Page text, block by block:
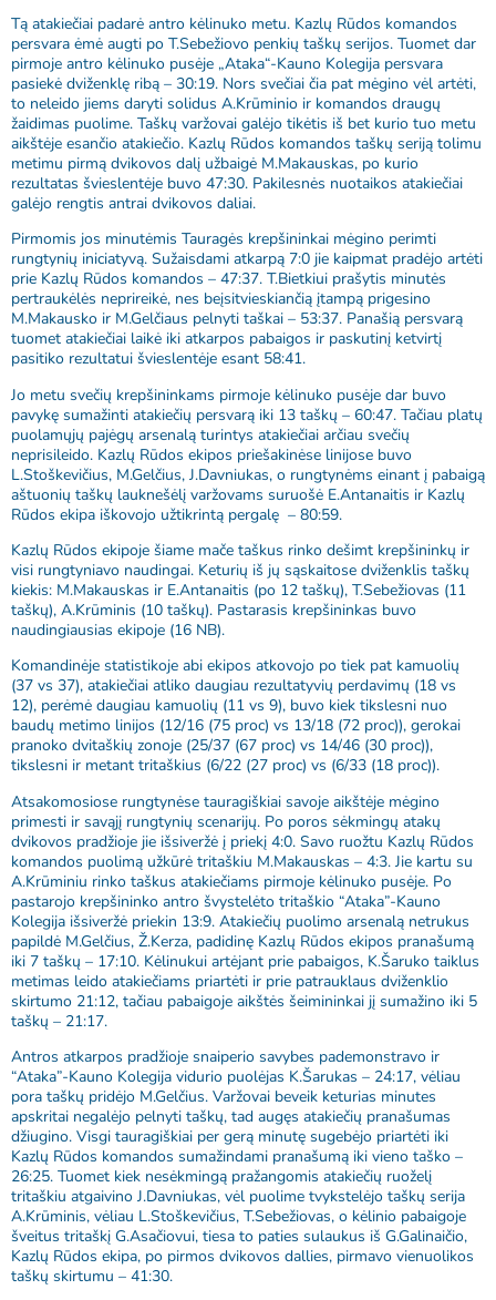
Tą atakiečiai padarė antro kėlinuko metu. Kazlų Rūdos komandos
persvara ėmė augti po T.Sebežiovo penkių taškų serijos. Tuomet dar
pirmoje antro kėlinuko pusėje „Ataka“-Kauno Kolegija persvara
pasiekė dviženklę ribą – 30:19. Nors svečiai čia pat mėgino vėl artėti,
to neleido jiems daryti solidus A.Krūminio ir komandos draugų
žaidimas puolime. Taškų varžovai galėjo tikėtis iš bet kurio tuo metu
aikštėje esančio atakiečio. Kazlų Rūdos komandos taškų seriją tolimu
metimu pirmą dvikovos dalį užbaigė M.Makauskas, po kurio
rezultatas švieslentėje buvo 47:30. Pakilesnės nuotaikos atakiečiai
galėjo rengtis antrai dvikovos daliai.
Pirmomis jos minutėmis Tauragės krepšininkai mėgino perimti
rungtynių iniciatyvą. Sužaisdami atkarpą 7:0 jie kaipmat pradėjo artėti
prie Kazlų Rūdos komandos – 47:37. T.Bietkiui prašytis minutės
pertraukėlės neprireikė, nes beįsitvieskiančią įtampą prigesino
M.Makausko ir M.Gelčiaus pelnyti taškai – 53:37. Panašią persvarą
tuomet atakiečiai laikė iki atkarpos pabaigos ir paskutinį ketvirtį
pasitiko rezultatui švieslentėje esant 58:41.
Jo metu svečių krepšininkams pirmoje kėlinuko pusėje dar buvo
pavykę sumažinti atakiečių persvarą iki 13 taškų – 60:47. Tačiau platų
puolamųjų pajėgų arsenalą turintys atakiečiai arčiau svečių
neprisileido. Kazlų Rūdos ekipos priešakinėse linijose buvo
L.Stoškevičius, M.Gelčius, J.Davniukas, o rungtynėms einant į pabaigą
aštuonių taškų lauknešėlį varžovams suruošė E.Antanaitis ir Kazlų
Rūdos ekipa iškovojo užtikrintą pergalę – 80:59.
Kazlų Rūdos ekipoje šiame mače taškus rinko dešimt krepšininkų ir
visi rungtyniavo naudingai. Keturių iš jų sąskaitose dviženklis taškų
kiekis: M.Makauskas ir E.Antanaitis (po 12 taškų), T.Sebežiovas (11
taškų), A.Krūminis (10 taškų). Pastarasis krepšininkas buvo
naudingiausias ekipoje (16 NB).
Komandinėje statistikoje abi ekipos atkovojo po tiek pat kamuolių
(37 vs 37), atakiečiai atliko daugiau rezultatyvių perdavimų (18 vs
12), perėmė daugiau kamuolių (11 vs 9), buvo kiek tikslesni nuo
baudų metimo linijos (12/16 (75 proc) vs 13/18 (72 proc)), gerokai
pranoko dvitaškių zonoje (25/37 (67 proc) vs 14/46 (30 proc)),
tikslesni ir metant tritaškius (6/22 (27 proc) vs (6/33 (18 proc)).
Atsakomosiose rungtynėse tauragiškiai savoje aikštėje mėgino
primesti ir savąjį rungtynių scenarijų. Po poros sėkmingų atakų
dvikovos pradžioje jie išsiveržė į priekį 4:0. Savo ruožtu Kazlų Rūdos
komandos puolimą užkūrė tritaškiu M.Makauskas – 4:3. Jie kartu su
A.Krūminiu rinko taškus atakiečiams pirmoje kėlinuko pusėje. Po
pastarojo krepšininko antro švystelėto tritaškio “Ataka”-Kauno
Kolegija išsiveržė priekin 13:9. Atakiečių puolimo arsenalą netrukus
papildė M.Gelčius, Ž.Kerza, padidinę Kazlų Rūdos ekipos pranašumą
iki 7 taškų – 17:10. Kėlinukui artėjant prie pabaigos, K.Šaruko taiklus
metimas leido atakiečiams priartėti ir prie patrauklaus dviženklio
skirtumo 21:12, tačiau pabaigoje aikštės šeimininkai jį sumažino iki 5
taškų – 21:17.
Antros atkarpos pradžioje snaiperio savybes pademonstravo ir
“Ataka”-Kauno Kolegija vidurio puolėjas K.Šarukas – 24:17, vėliau
pora taškų pridėjo M.Gelčius. Varžovai beveik keturias minutes
apskritai negalėjo pelnyti taškų, tad augęs atakiečių pranašumas
džiugino. Visgi tauragiškiai per gerą minutę sugebėjo priartėti iki
Kazlų Rūdos komandos sumažindami pranašumą iki vieno taško –
26:25. Tuomet kiek nesėkmingą pražangomis atakiečių ruoželį
tritaškiu atgaivino J.Davniukas, vėl puolime tvykstelėjo taškų serija
A.Krūminis, vėliau L.Stoškevičius, T.Sebežiovas, o kėlinio pabaigoje
šveitus tritaškį G.Asačiovui, tiesa to paties sulaukus iš G.Galinaičio,
Kazlų Rūdos ekipa, po pirmos dvikovos dallies, pirmavo vienuolikos
taškų skirtumu – 41:30.